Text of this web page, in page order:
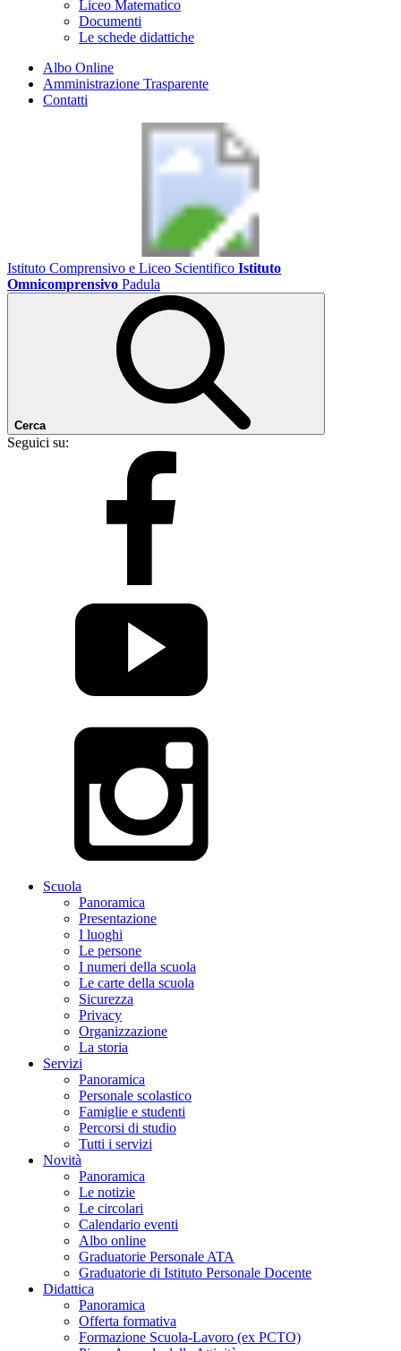
Liceo Matematico
Documenti
Le schede didattiche
Albo Online
Amministrazione Trasparente
Contatti
Istituto Comprensivo e Liceo Scientifico Istituto
Omnicomprensivo Padula
Cerca
Seguici su:
Scuola
Panoramica
Presentazione
I luoghi
Le persone
I numeri della scuola
Le carte della scuola
Sicurezza
Privacy
Organizzazione
La storia
Servizi
Panoramica
Personale scolastico
Famiglie e studenti
Percorsi di studio
Tutti i servizi
Novità
Panoramica
Le notizie
Le circolari
Calendario eventi
Albo online
Graduatorie Personale ATA
Graduatorie di Istituto Personale Docente
Didattica
Panoramica
Offerta formativa
Formazione Scuola-Lavoro (ex PCTO)